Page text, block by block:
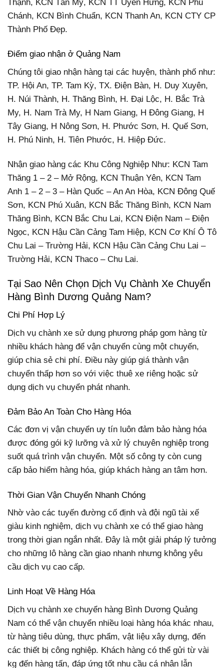
Thạnh, KCN Tân Mỹ, KCN TT Uyên Hưng, KCN Phú
Chánh, KCN Bình Chuẩn, KCN Thanh An, KCN CTY CP
Thành Phố Đẹp.
Điểm giao nhận ở Quảng Nam
Chúng tôi giao nhận hàng tại các huyện, thành phố như:
TP. Hội An, TP. Tam Kỳ, TX. Điện Bàn, H. Duy Xuyên,
H. Núi Thành, H. Thăng Bình, H. Đại Lộc, H. Bắc Trà
My, H. Nam Trà My, H Nam Giang, H Đông Giang, H
Tây Giang, H Nông Sơn, H. Phước Sơn, H. Quế Sơn,
H. Phú Ninh, H. Tiên Phước, H. Hiệp Đức.
Nhận giao hàng các Khu Công Nghiệp Như: KCN Tam
Thăng 1 – 2 – Mở Rộng, KCN Thuận Yên, KCN Tam
Anh 1 – 2 – 3 – Hàn Quốc – An An Hòa, KCN Đông Quế
Sơn, KCN Phú Xuân, KCN Bắc Thăng Bình, KCN Nam
Thăng Bình, KCN Bắc Chu Lai, KCN Điện Nam – Điện
Ngọc, KCN Hậu Cần Cảng Tam Hiệp, KCN Cơ Khí Ô Tô
Chu Lai – Trường Hải, KCN Hậu Cần Cảng Chu Lai –
Trường Hải, KCN Thaco – Chu Lai.
Tại Sao Nên Chọn Dịch Vụ Chành Xe Chuyển
Hàng Bình Dương Quảng Nam?
Chi Phí Hợp Lý
Dịch vụ chành xe sử dụng phương pháp gom hàng từ
nhiều khách hàng để vận chuyển cùng một chuyến,
giúp chia sẻ chi phí. Điều này giúp giá thành vận
chuyển thấp hơn so với việc thuê xe riêng hoặc sử
dụng dịch vụ chuyển phát nhanh.
Đảm Bảo An Toàn Cho Hàng Hóa
Các đơn vị vận chuyển uy tín luôn đảm bảo hàng hóa
được đóng gói kỹ lưỡng và xử lý chuyên nghiệp trong
suốt quá trình vận chuyển. Một số công ty còn cung
cấp bảo hiểm hàng hóa, giúp khách hàng an tâm hơn.
Thời Gian Vận Chuyển Nhanh Chóng
Nhờ vào các tuyến đường cố định và đội ngũ tài xế
giàu kinh nghiệm, dịch vụ chành xe có thể giao hàng
trong thời gian ngắn nhất. Đây là một giải pháp lý tưởng
cho những lô hàng cần giao nhanh nhưng không yêu
cầu dịch vụ cao cấp.
Linh Hoạt Về Hàng Hóa
Dịch vụ chành xe chuyển hàng Bình Dương Quảng
Nam có thể vận chuyển nhiều loại hàng hóa khác nhau,
từ hàng tiêu dùng, thực phẩm, vật liệu xây dựng, đến
các thiết bị công nghiệp. Khách hàng có thể gửi từ vài
kg đến hàng tấn, đáp ứng tốt nhu cầu cá nhân lẫn